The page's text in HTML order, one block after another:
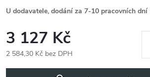
U dodavatele, dodání za 7-10 pracovních dní
3 127 Kč
2 584,30 Kč bez DPH